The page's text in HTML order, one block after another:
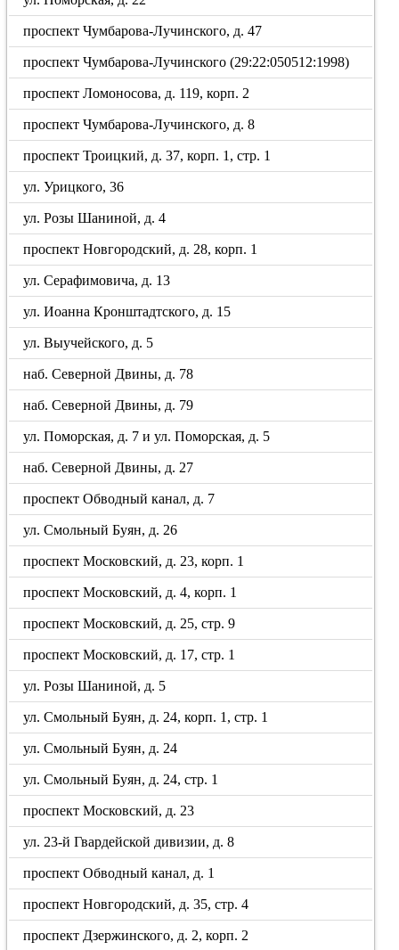
проспект Чумбарова-Лучинского, д. 47
проспект Чумбарова-Лучинского (29:22:050512:1998)
проспект Ломоносова, д. 119, корп. 2
проспект Чумбарова-Лучинского, д. 8
проспект Троицкий, д. 37, корп. 1, стр. 1
ул. Урицкого, 36
ул. Розы Шаниной, д. 4
проспект Новгородский, д. 28, корп. 1
ул. Серафимовича, д. 13
ул. Иоанна Кронштадтского, д. 15
ул. Выучейского, д. 5
наб. Северной Двины, д. 78
наб. Северной Двины, д. 79
ул. Поморская, д. 7 и ул. Поморская, д. 5
наб. Северной Двины, д. 27
проспект Обводный канал, д. 7
ул. Смольный Буян, д. 26
проспект Московский, д. 23, корп. 1
проспект Московский, д. 4, корп. 1
проспект Московский, д. 25, стр. 9
проспект Московский, д. 17, стр. 1
ул. Розы Шаниной, д. 5
ул. Смольный Буян, д. 24, корп. 1, стр. 1
ул. Смольный Буян, д. 24
ул. Смольный Буян, д. 24, стр. 1
проспект Московский, д. 23
ул. 23-й Гвардейской дивизии, д. 8
проспект Обводный канал, д. 1
проспект Новгородский, д. 35, стр. 4
проспект Дзержинского, д. 2, корп. 2